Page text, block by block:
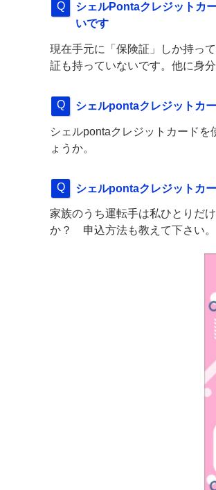
シェルPontaクレジットカ
いです
現在手元に「保険証」しか持っ
証も持っていないです。他に身
シェルpontaクレジットカ
シェルpontaクレジットカード
ょうか。
シェルpontaクレジットカ
家族のうち運転手は私ひとりだ
か？ 申込方法も教えて下さい。